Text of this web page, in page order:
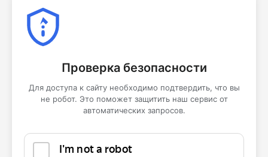
Проверка безопасности
Для доступа к сайту необходимо подтвердить, что вы
не робот. Это поможет защитить наш сервис от
автоматических запросов.